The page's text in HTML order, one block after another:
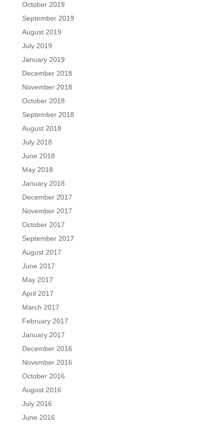
October 2019
September 2019
August 2019
July 2019
January 2019
December 2018
November 2018
October 2018
September 2018
August 2018
July 2018
June 2018
May 2018
January 2018
December 2017
November 2017
October 2017
September 2017
August 2017
June 2017
May 2017
April 2017
March 2017
February 2017
January 2017
December 2016
November 2016
October 2016
August 2016
July 2016
June 2016